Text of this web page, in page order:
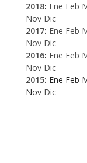
2018: Ene Feb
Nov Dic
2017: Ene Feb
Nov Dic
2016: Ene Feb
Nov Dic
2015: Ene Feb
Nov Dic